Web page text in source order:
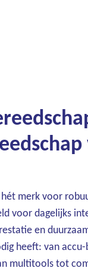
merk voor
voor dagelijks
en
heeft: van
multitools tot